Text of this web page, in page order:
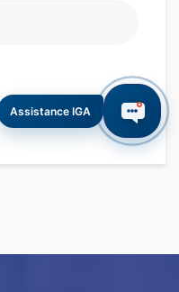
Assistance IGA